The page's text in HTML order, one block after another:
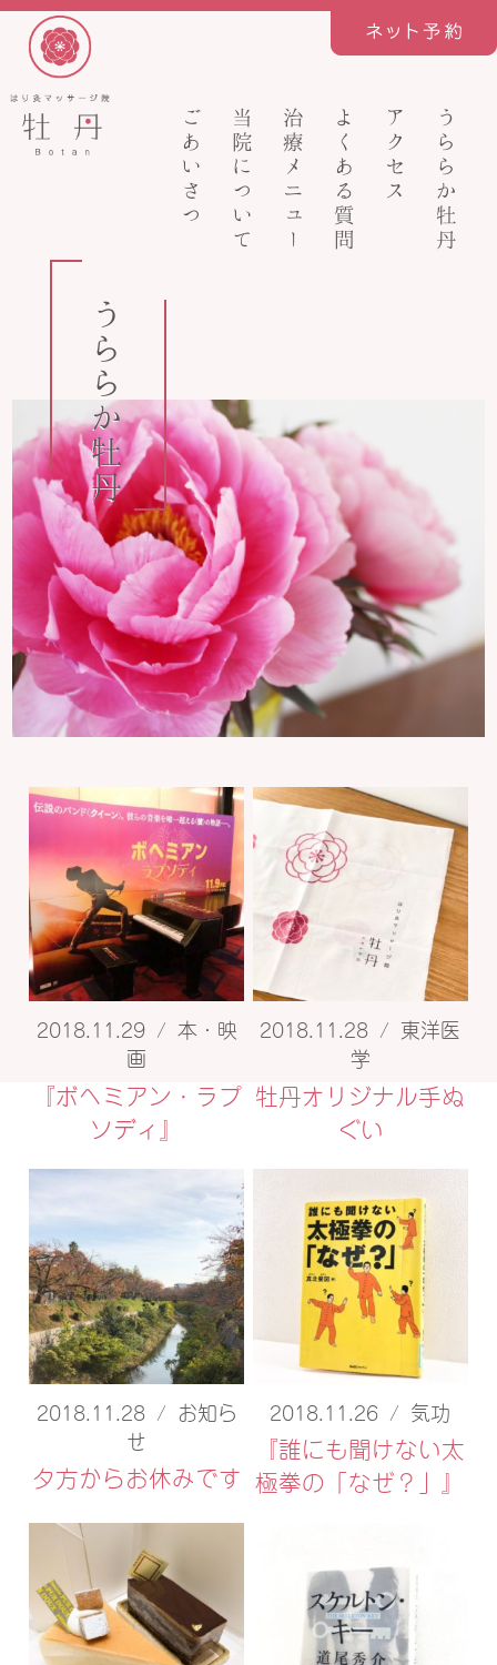
ごあいさつ 当院について 治療メニュー よくある質問 アクセス うららか牡丹
うららか牡丹
2018.11.29 / 本・映
画
『ボヘミアン・ラプ
ソディ』
2018.11.28 / 東洋医
学
牡丹オリジナル手ぬ
ぐい
2018.11.28 / お知ら
せ
夕方からお休みです
2018.11.26 / 気功
『誰にも聞けない太
極拳の「なぜ？」』